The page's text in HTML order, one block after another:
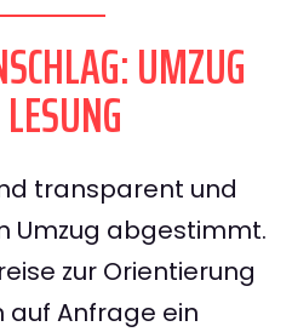
UMZUG
transparent und
Umzug abgestimmt.
zur Orientierung
auf Anfrage ein